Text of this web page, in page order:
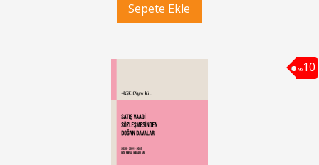
Sepete Ekle
%10